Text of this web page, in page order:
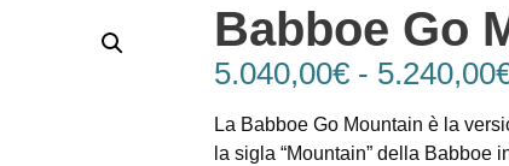
Babboe Go
5.040,00€ - 5.240,00
La Babboe Go Mountain è la
la sigla “Mountain” della Babboe